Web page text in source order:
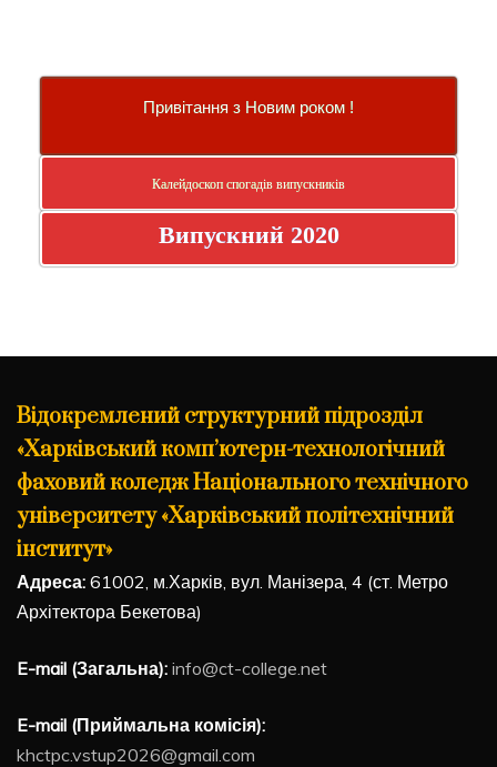
Привітання з Новим роком !
Калейдоскоп спогадів випускників
Випускний 2020
Відокремлений структурний підрозділ
«Харківський комп’ютерн-технологічний
фаховий коледж Національного технічного
університету «Харківський політехнічний
інститут»
Адреса: 61002, м.Харків, вул. Манізера, 4 (ст. Метро
Архітектора Бекетова)
E-mail (Загальна): info@ct-college.net
E-mail (Приймальна комісія):
khctpc.vstup2026@gmail.com